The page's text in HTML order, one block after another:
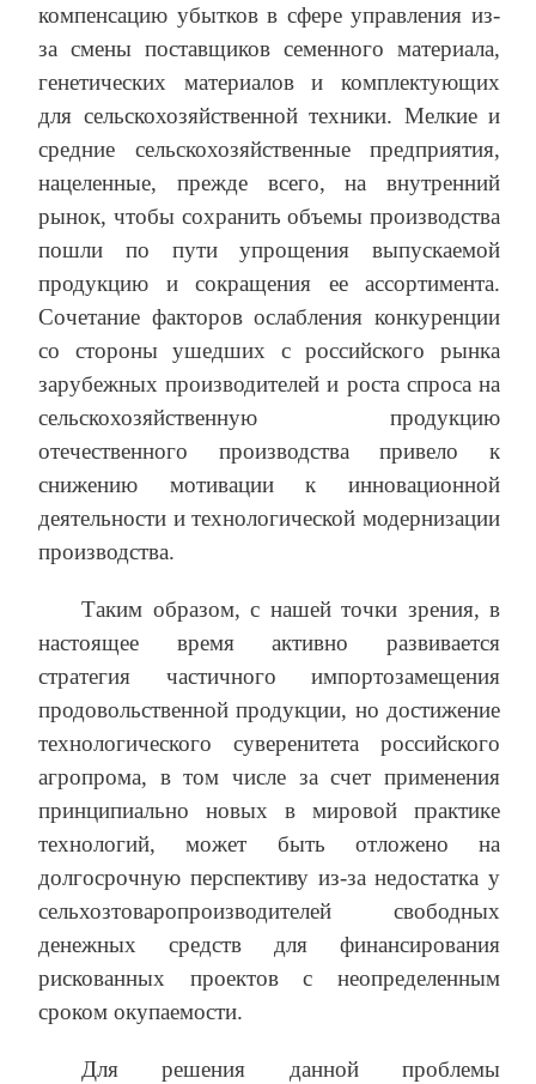
компенсацию убытков в сфере управления из-
за смены поставщиков семенного материала,
генетических материалов и комплектующих
для сельскохозяйственной техники. Мелкие и
средние сельскохозяйственные предприятия,
нацеленные, прежде всего, на внутренний
рынок, чтобы сохранить объемы производства
пошли по пути упрощения выпускаемой
продукцию и сокращения ее ассортимента.
Сочетание факторов ослабления конкуренции
со стороны ушедших с российского рынка
зарубежных производителей и роста спроса на
сельскохозяйственную продукцию
отечественного производства привело к
снижению мотивации к инновационной
деятельности и технологической модернизации
производства.
Таким образом, с нашей точки зрения, в
настоящее время активно развивается
стратегия частичного импортозамещения
продовольственной продукции, но достижение
технологического суверенитета российского
агропрома, в том числе за счет применения
принципиально новых в мировой практике
технологий, может быть отложено на
долгосрочную перспективу из-за недостатка у
сельхозтоваропроизводителей свободных
денежных средств для финансирования
рискованных проектов с неопределенным
сроком окупаемости.
Для решения данной проблемы